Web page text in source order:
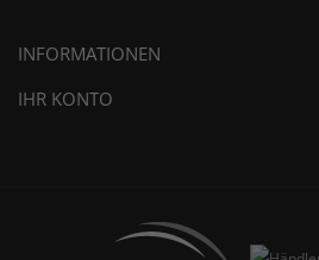
INFORMATIONEN
IHR KONTO